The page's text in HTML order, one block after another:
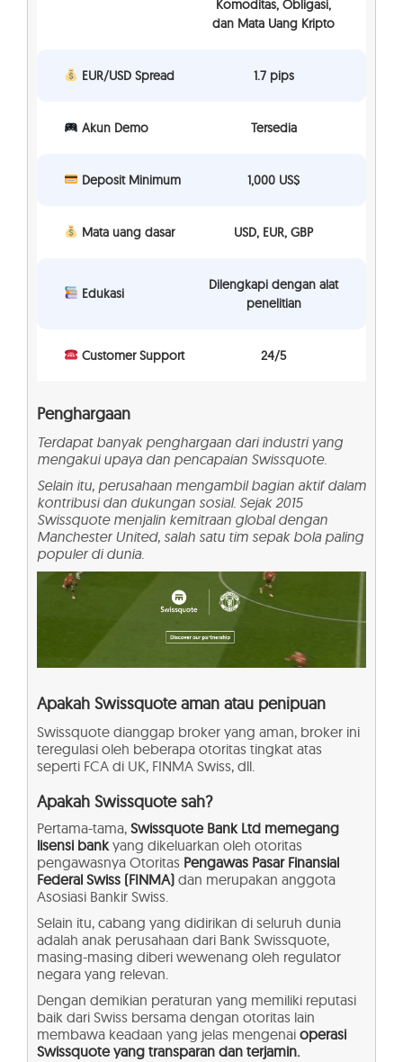
Komoditas, Obligasi,
dan Mata Uang Kripto
EUR/USD Spread 1.7 pips
Akun Demo Tersedia
Deposit Minimum 1,000 US$
Mata uang dasar USD, EUR, GBP
Edukasi
Dilengkapi dengan alat
penelitian
Customer Support 24/5
Penghargaan
Terdapat banyak penghargaan dari industri yang
mengakui upaya dan pencapaian Swissquote.
Selain itu, perusahaan mengambil bagian aktif dalam
kontribusi dan dukungan sosial. Sejak 2015
Swissquote menjalin kemitraan global dengan
Manchester United, salah satu tim sepak bola paling
populer di dunia.
Apakah Swissquote aman atau penipuan
Swissquote dianggap broker yang aman, broker ini
teregulasi oleh beberapa otoritas tingkat atas
seperti FCA di UK, FINMA Swiss, dll.
Apakah Swissquote sah?
Pertama-tama, Swissquote Bank Ltd memegang
lisensi bankyang dikeluarkan oleh otoritas
pengawasnya Otoritas Pengawas Pasar Finansial
Federal Swiss (FINMA) dan merupakan anggota
Asosiasi Bankir Swiss.
Selain itu, cabang yang didirikan di seluruh dunia
adalah anak perusahaan dari Bank Swissquote,
masing-masing diberi wewenang oleh regulator
negara yang relevan.
Dengan demikian peraturan yang memiliki reputasi
baik dari Swiss bersama dengan otoritas lain
membawa keadaan yang jelas mengenai operasi
Swissquote yang transparan dan terjamin.